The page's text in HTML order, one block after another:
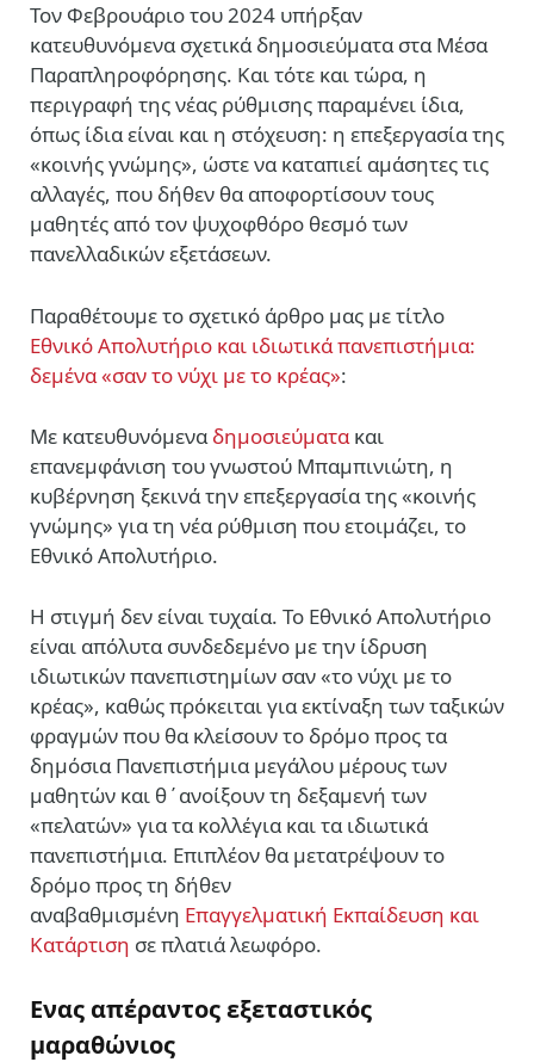
Τον Φεβρουάριο του 2024 υπήρξαν
κατευθυνόμενα σχετικά δημοσιεύματα στα Μέσα
Παραπληροφόρησης. Και τότε και τώρα, η
περιγραφή της νέας ρύθμισης παραμένει ίδια,
όπως ίδια είναι και η στόχευση: η επεξεργασία της
«κοινής γνώμης», ώστε να καταπιεί αμάσητες τις
αλλαγές, που δήθεν θα αποφορτίσουν τους
μαθητές από τον ψυχοφθόρο θεσμό των
πανελλαδικών εξετάσεων.
Παραθέτουμε το σχετικό άρθρο μας με τίτλο
Εθνικό Απολυτήριο και ιδιωτικά πανεπιστήμια:
δεμένα «σαν το νύχι με το κρέας»:
Με κατευθυνόμεναδημοσιεύματακαι
επανεμφάνιση του γνωστού Μπαμπινιώτη, η
κυβέρνηση ξεκινά την επεξεργασία της «κοινής
γνώμης» για τη νέα ρύθμιση που ετοιμάζει, το
Εθνικό Απολυτήριο.
Η στιγμή δεν είναι τυχαία. Το Εθνικό Απολυτήριο
είναι απόλυτα συνδεδεμένο με την ίδρυση
ιδιωτικών πανεπιστημίων σαν «το νύχι με το
κρέας», καθώς πρόκειται για εκτίναξη των ταξικών
φραγμών που θα κλείσουν το δρόμο προς τα
δημόσια Πανεπιστήμια μεγάλου μέρους των
μαθητών και θ΄ανοίξουν τη δεξαμενή των
«πελατών» για τα κολλέγια και τα ιδιωτικά
πανεπιστήμια. Επιπλέον θα μετατρέψουν το
δρόμο προς τη δήθεν
αναβαθμισμένη Επαγγελματική Εκπαίδευση και
Κατάρτιση σε πλατιά λεωφόρο.
Ενας απέραντος εξεταστικός
μαραθώνιος